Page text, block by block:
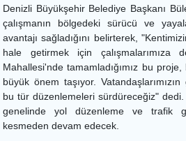
Denizli Büyükşehir Belediye Başkanı
çalışmanın bölgedeki sürücü ve
avantajı sağladığını belirterek,
hale getirmek için çalışmalarımıza
Mahallesi'nde tamamladığımız bu
büyük önem taşıyor.
bu tür düzenlemeleri sürdüreceğiz"
genelinde yol düzenleme ve trafik
kesmeden devam edecek.